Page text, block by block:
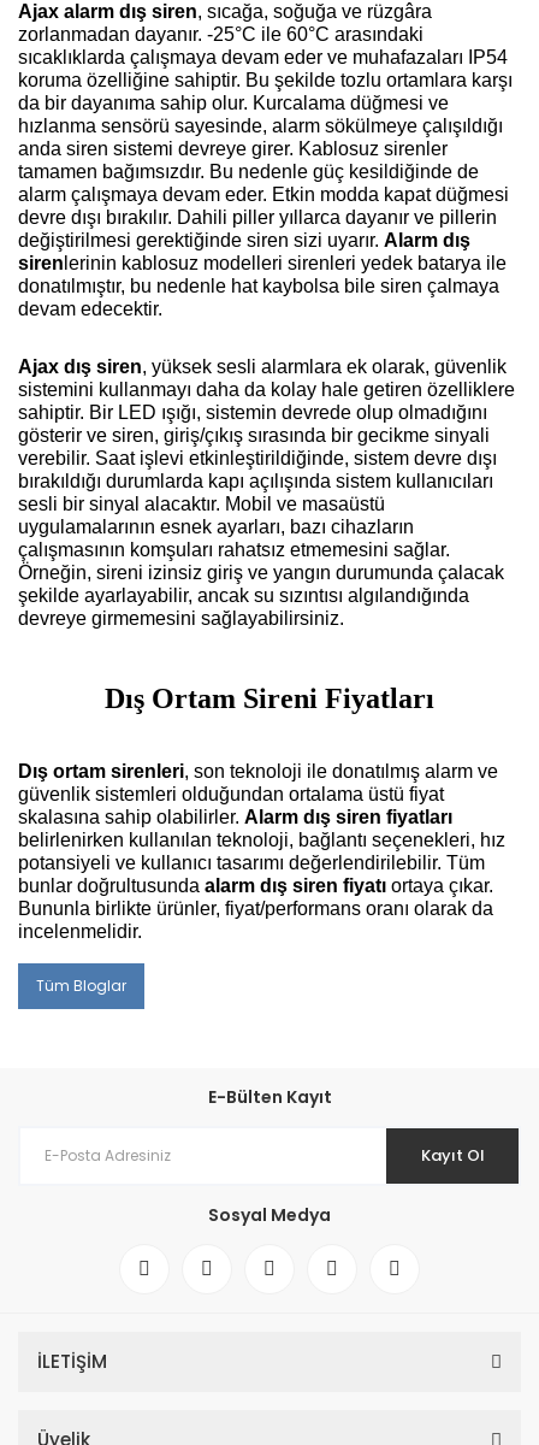
Ajax alarm dış siren, sıcağa, soğuğa ve rüzgâra
zorlanmadan dayanır. -25°C ile 60°C arasındaki
sıcaklıklarda çalışmaya devam eder ve muhafazaları IP54
koruma özelliğine sahiptir. Bu şekilde tozlu ortamlara karşı
da bir dayanıma sahip olur. Kurcalama düğmesi ve
hızlanma sensörü sayesinde, alarm sökülmeye çalışıldığı
anda siren sistemi devreye girer. Kablosuz sirenler
tamamen bağımsızdır. Bu nedenle güç kesildiğinde de
alarm çalışmaya devam eder. Etkin modda kapat düğmesi
devre dışı bırakılır. Dahili piller yıllarca dayanır ve pillerin
değiştirilmesi gerektiğinde siren sizi uyarır. Alarm dış
siren lerinin kablosuz modelleri sirenleri yedek batarya ile
donatılmıştır, bu nedenle hat kaybolsa bile siren çalmaya
devam edecektir.
Ajax dış siren, yüksek sesli alarmlara ek olarak, güvenlik
sistemini kullanmayı daha da kolay hale getiren özelliklere
sahiptir. Bir LED ışığı, sistemin devrede olup olmadığını
gösterir ve siren, giriş/çıkış sırasında bir gecikme sinyali
verebilir. Saat işlevi etkinleştirildiğinde, sistem devre dışı
bırakıldığı durumlarda kapı açılışında sistem kullanıcıları
sesli bir sinyal alacaktır. Mobil ve masaüstü
uygulamalarının esnek ayarları, bazı cihazların
çalışmasının komşuları rahatsız etmemesini sağlar.
Örneğin, sireni izinsiz giriş ve yangın durumunda çalacak
şekilde ayarlayabilir, ancak su sızıntısı algılandığında
devreye girmemesini sağlayabilirsiniz.
Dış Ortam Sireni Fiyatları
Dış ortam sirenleri, son teknoloji ile donatılmış alarm ve
güvenlik sistemleri olduğundan ortalama üstü fiyat
skalasına sahip olabilirler. Alarm dış siren fiyatları
belirlenirken kullanılan teknoloji, bağlantı seçenekleri, hız
potansiyeli ve kullanıcı tasarımı değerlendirilebilir. Tüm
bunlar doğrultusunda alarm dış siren fiyatı ortaya çıkar.
Bununla birlikte ürünler, fiyat/performans oranı olarak da
incelenmelidir.
Tüm Bloglar
E-Bülten Kayıt
Kayıt Ol
Sosyal Medya
İLETİŞİM
Üyelik